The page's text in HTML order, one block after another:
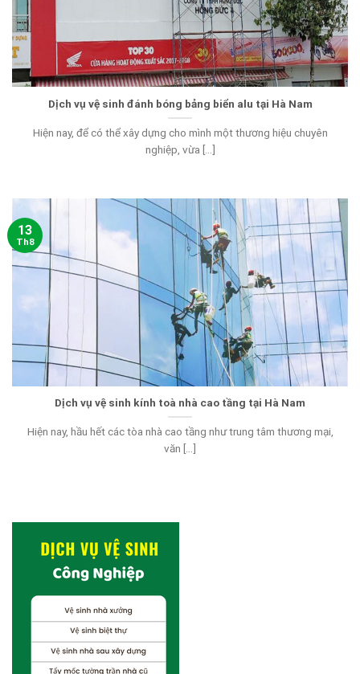
Dịch vụ vệ sinh đánh bóng bảng biển alu tại Hà Nam
Hiện nay, để có thể xây dựng cho mình một thương hiệu chuyên
nghiệp, vừa [...]
Dịch vụ vệ sinh kính toà nhà cao tầng tại Hà Nam
Hiện nay, hầu hết các tòa nhà cao tầng như trung tâm thương mại,
văn [...]
13
Th8